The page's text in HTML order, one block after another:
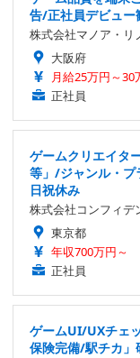
告/正社員デビュー
株式会社マノア・リ
大阪府
月給25万円～30
正社員
ゲームクリエイタ
等」/ジャンル・
日祝休み
株式会社コンフィデ
東京都
年収700万円～
正社員
ゲームUI/UXチェ
保険完備/駅チカ